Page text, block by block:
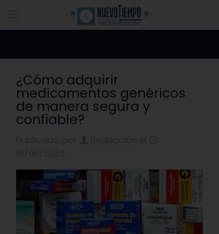
¿Cómo adquirir
medicamentos genéricos
de manera segura y
confiable?